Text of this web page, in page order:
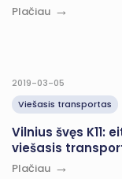
Plačiau
2019-03-05
Viešasis transportas
Vilnius švęs K11:
viešasis
Plačiau